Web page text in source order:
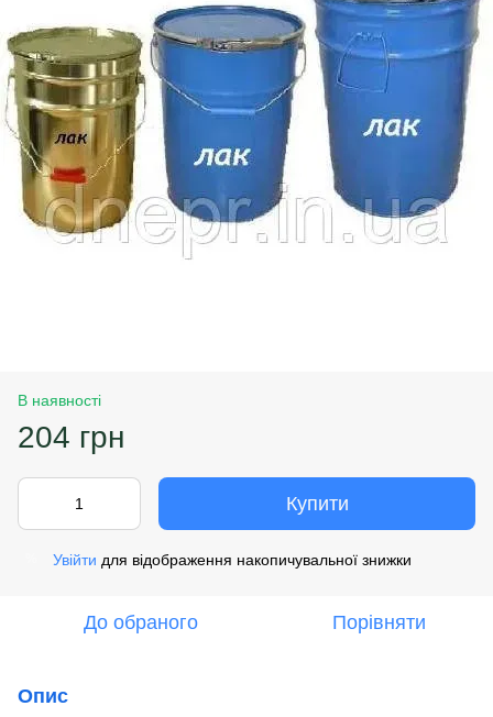
В наявності
204 грн
Купити
Увійти для відображення накопичувальної знижки
До обраного Порівняти
Опис